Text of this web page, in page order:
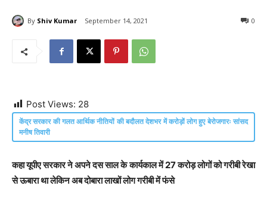
By Shiv Kumar September 14, 2021 0
Post Views: 28
केंद्र सरकार की गलत आर्थिक नीतियों की बदौलत देशभर में करोड़ों लोग हुए बेरोजगारः सांसद
मनीष तिवारी
कहा यूपीए सरकार ने अपने दस साल के कार्यकाल में 27 करोड़ लोगों को गरीबी रेखा
से ऊबारा था लेकिन अब दोबारा लाखों लोग गरीबी में फंसे